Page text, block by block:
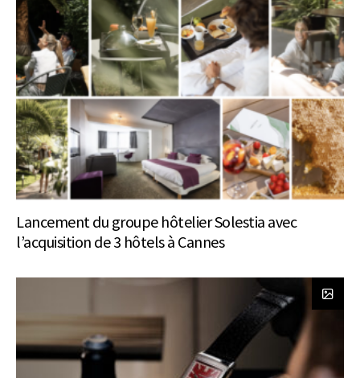
Lancement du groupe hôtelier Solestia avec
l’acquisition de 3 hôtels à Cannes